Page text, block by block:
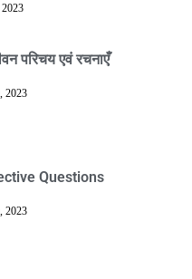
परिचय एवं रचनाएँ
2023
Questions
2023